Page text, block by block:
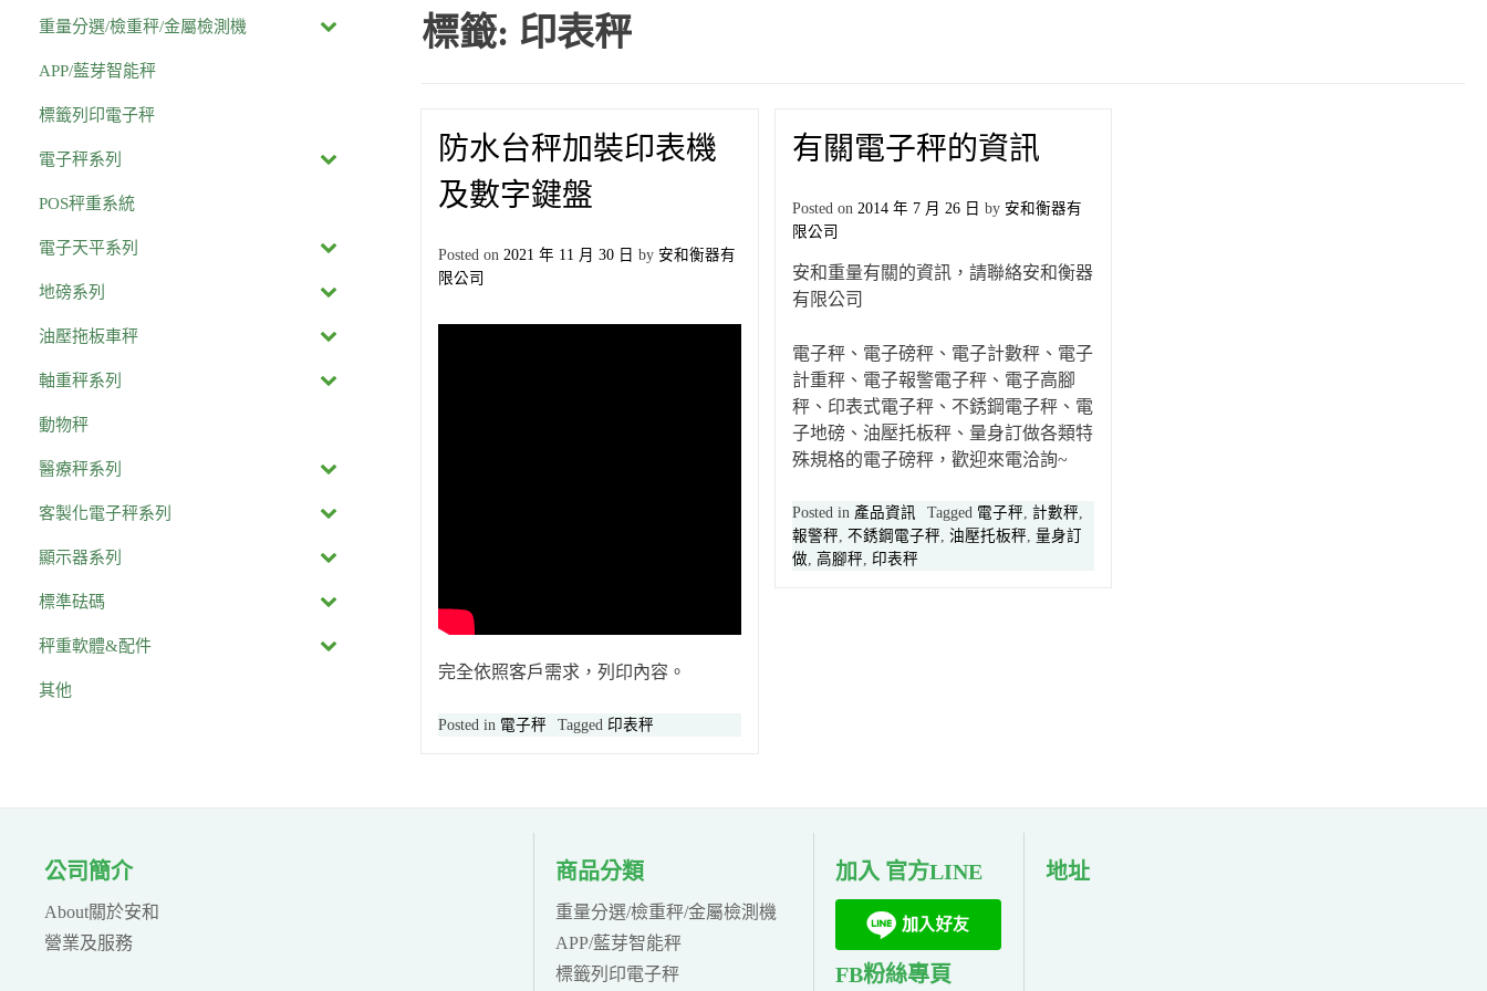
標籤: 印表秤
防水台秤加裝印表機
及數字鍵盤
Posted on 2021 年 11 月 30 日 by 安和衡器有
限公司
完全依照客戶需求，列印內容。
Posted in 電子秤 Tagged 印表秤
有關電子秤的資訊
Posted on 2014 年 7 月 26 日 by 安和衡器有
限公司
安和重量有關的資訊，請聯絡安和衡器
有限公司
電子秤、電子磅秤、電子計數秤、電子
計重秤、電子報警電子秤、電子高腳
秤、印表式電子秤、不銹鋼電子秤、電
子地磅、油壓托板秤、量身訂做各類特
殊規格的電子磅秤，歡迎來電洽詢~
Posted in 產品資訊 Tagged 電子秤 計數秤
報警秤 不銹鋼電子秤 油壓托板秤 量身訂
做
高腳秤 印表秤
重量分選/檢重秤/金屬檢測機
APP/藍芽智能秤
標籤列印電子秤
電子秤系列
POS秤重系統
電子天平系列
地磅系列
油壓拖板車秤
軸重秤系列
動物秤
醫療秤系列
客製化電子秤系列
顯示器系列
標準砝碼
秤重軟體&配件
其他
公司簡介
About關於安和
營業及服務
商品分類
重量分選/檢重秤/金屬檢測機
APP/藍芽智能秤
標籤列印電子秤
加入 官方LINE
FB粉絲專頁
地址